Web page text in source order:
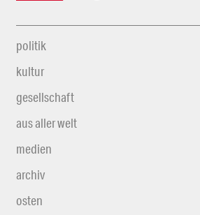
politik
kultur
gesellschaft
aus aller welt
medien
archiv
osten